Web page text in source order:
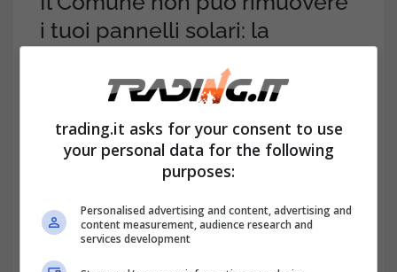
i tuoi pannelli solari: la
Tutto nasce da un contenzioso
alcuni cittadini marchigiani e il Comune di
Fano. Loro hanno installato i pannelli
l’amministrazione comunale gli ha
contestato i… colori.
trading.it asks for your consent to use
your personal data for the following
purposes:
Personalised advertising and content, advertising and
content measurement, audience research and
services development